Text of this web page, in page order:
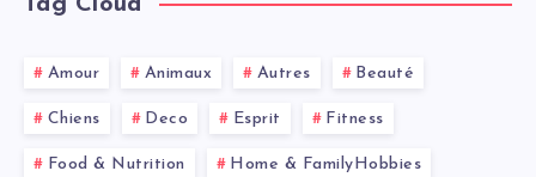
Tag Cloud
Amour Animaux Autres Beauté
Chiens Deco Esprit Fitness
Food & Nutrition Home & FamilyHobbies